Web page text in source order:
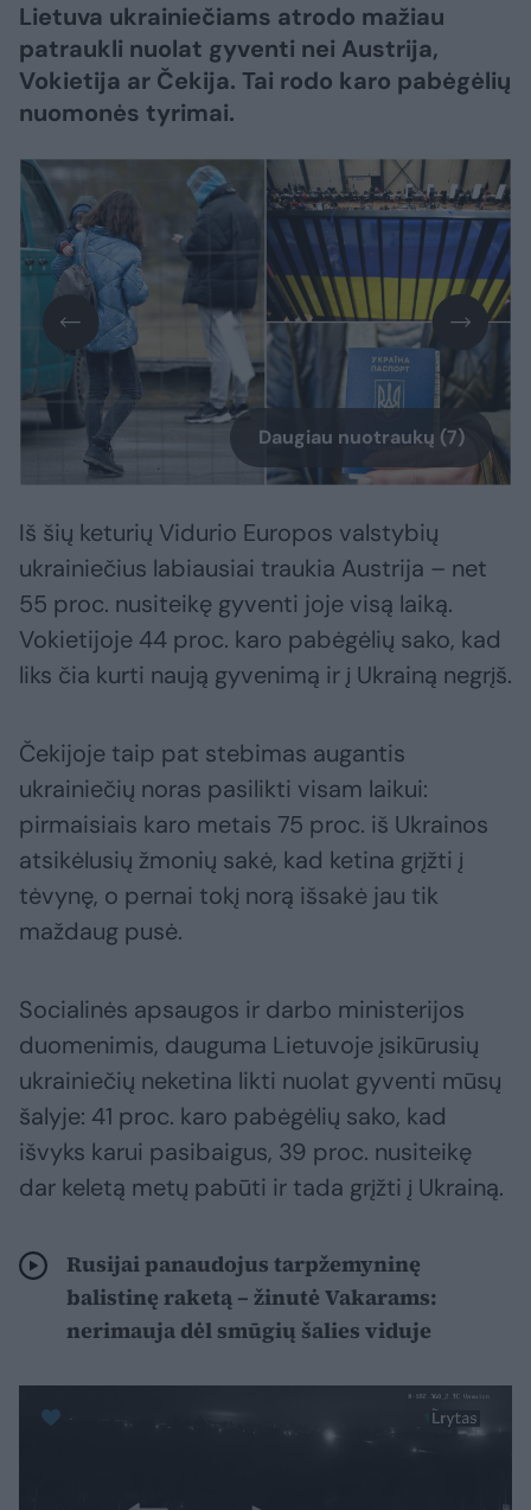
Lietuva ukrainiečiams atrodo mažiau
patraukli nuolat gyventi nei Austrija,
Vokietija ar Čekija. Tai rodo karo pabėgėlių
nuomonės tyrimai.
Daugiau nuotraukų (7)
Iš šių keturių Vidurio Europos valstybių
ukrainiečius labiausiai traukia Austrija – net
55 proc. nusiteikę gyventi joje visą laiką.
Vokietijoje 44 proc. karo pabėgėlių sako, kad
liks čia kurti naują gyvenimą ir į Ukrainą negrįš.
Čekijoje taip pat stebimas augantis
ukrainiečių noras pasilikti visam laikui:
pirmaisiais karo metais 75 proc. iš Ukrainos
atsikėlusių žmonių sakė, kad ketina grįžti į
tėvynę, o pernai tokį norą išsakė jau tik
maždaug pusė.
Socialinės apsaugos ir darbo ministerijos
duomenimis, dauguma Lietuvoje įsikūrusių
ukrainiečių neketina likti nuolat gyventi mūsų
šalyje: 41 proc. karo pabėgėlių sako, kad
išvyks karui pasibaigus, 39 proc. nusiteikę
dar keletą metų pabūti ir tada grįžti į Ukrainą.
Rusijai panaudojus tarpžemyninę
balistinę raketą – žinutė Vakarams:
nerimauja dėl smūgių šalies viduje